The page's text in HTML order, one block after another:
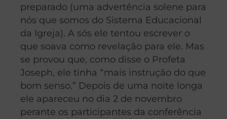
preparado (uma advertência solene para
nós que somos do Sistema Educacional
da Igreja). A sós ele tentou escrever o
que soava como revelação para ele. Mas
se provou que, como disse o Profeta
Joseph, ele tinha “mais instrução do que
bom senso.” Depois de uma noite longa
ele apareceu no dia 2 de novembro
perante os participantes da conferência